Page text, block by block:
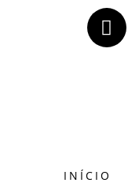
INÍCIO